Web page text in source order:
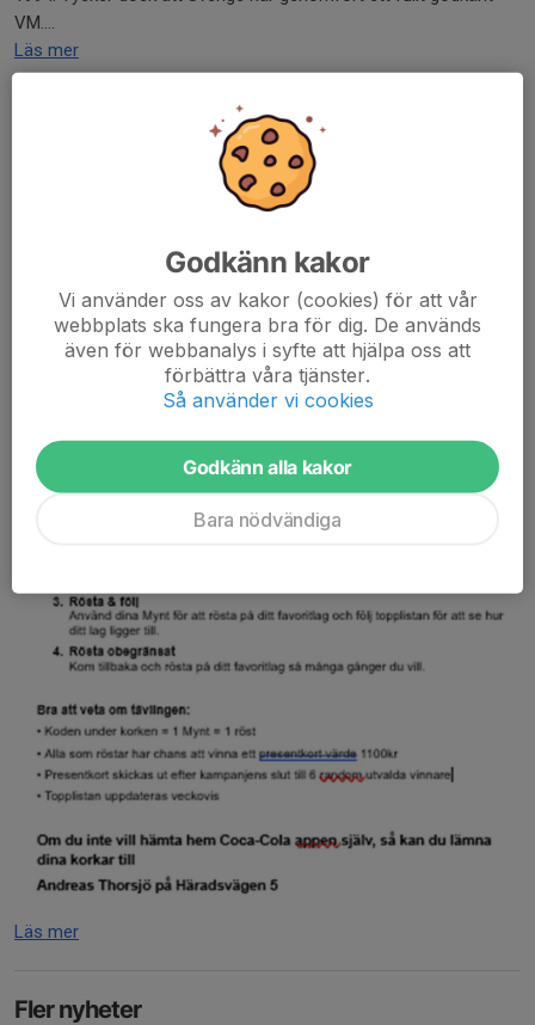
VM....
Läs mer
Ett försök att vinna en tävling
0 kommentarer
Läs mer
Fler nyheter
Godkänn kakor
Vi använder oss av kakor (cookies) för att vår
webbplats ska fungera bra för dig. De används
även för webbanalys i syfte att hjälpa oss att
förbättra våra tjänster.
Så använder vi cookies
Godkänn alla kakor
Bara nödvändiga